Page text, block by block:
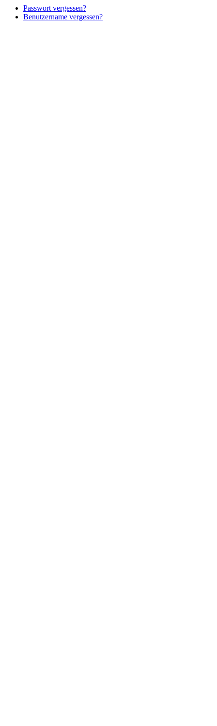
Passwort vergessen?
Benutzername vergessen?